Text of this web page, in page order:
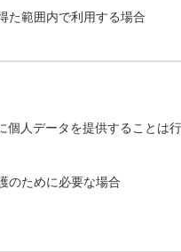
た範囲内で利用する場合
人データを提供することは行
のために必要な場合